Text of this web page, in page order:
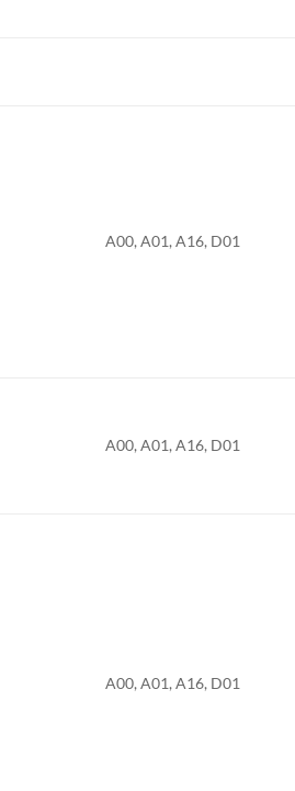
A00, A01, A16, D01
A00, A01, A16, D01
A00, A01, A16, D01